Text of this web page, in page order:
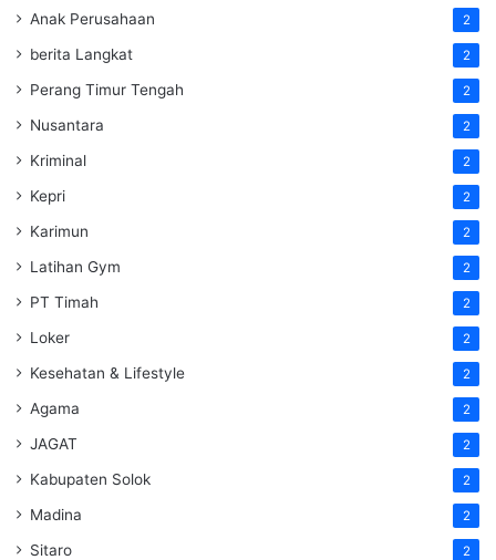
Anak Perusahaan 2
berita Langkat 2
Perang Timur Tengah 2
Nusantara 2
Kriminal 2
Kepri 2
Karimun 2
Latihan Gym 2
PT Timah 2
Loker 2
Kesehatan & Lifestyle 2
Agama 2
JAGAT 2
Kabupaten Solok 2
Madina 2
Sitaro 2